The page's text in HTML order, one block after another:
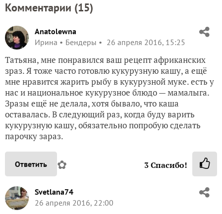
Комментарии (15)
Anatolewna
Ирина
Бендеры 26 апреля 2016, 15:25
Татьяна, мне понравился ваш рецепт африканских
зраз. Я тоже часто готовлю кукурузную кашу, а ещё
мне нравится жарить рыбу в кукурузной муке. есть у
нас и национальное кукурузное блюдо — мамалыга.
Зразы ещё не делала, хотя бывало, что каша
оставалась. В следующий раз, когда буду варить
кукурузную кашу, обязательно попробую сделать
парочку зараз.
Ответить ✿ 3Спасибо!
Svetlana74
26 апреля 2016, 22:00